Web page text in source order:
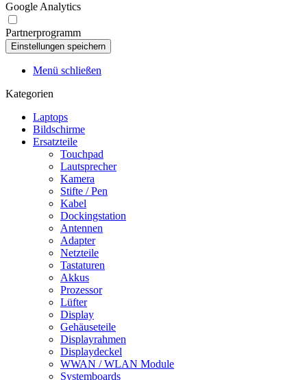
Google Analytics
Partnerprogramm
Menü schließen
Kategorien
Laptops
Bildschirme
Ersatzteile
Touchpad
Lautsprecher
Kamera
Stifte / Pen
Kabel
Dockingstation
Antennen
Adapter
Netzteile
Tastaturen
Akkus
Prozessor
Lüfter
Display
Gehäuseteile
Displayrahmen
Displaydeckel
WWAN / WLAN Module
Systemboards